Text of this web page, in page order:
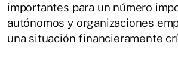
importantes para un número
autónomos y organizaciones
una situación financieramente